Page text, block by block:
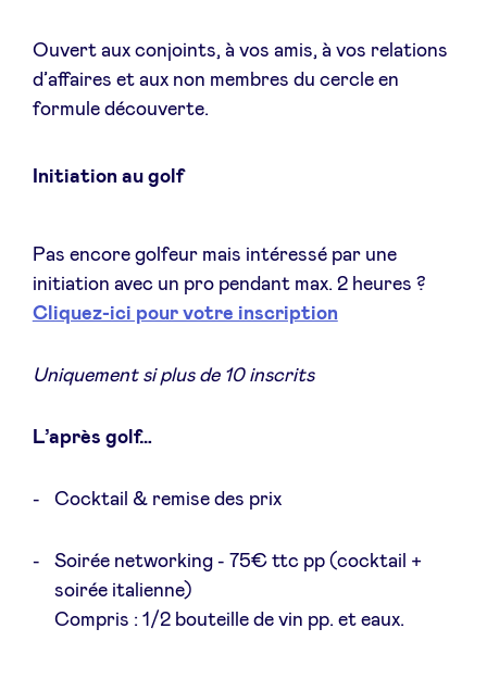
Ouvert aux conjoints, à vos amis, à vos relations
d’affaires et aux non membres du cercle en
formule découverte.
Initiation au golf
Pas encore golfeur mais intéressé par une
initiation avec un pro pendant max. 2 heures ?
Cliquez-ici pour votre inscription
Uniquement si plus de 10 inscrits
L’après golf…
Cocktail & remise des prix
Soirée networking - 75€ ttc pp (cocktail +
soirée italienne)
Compris : 1/2 bouteille de vin pp. et eaux.